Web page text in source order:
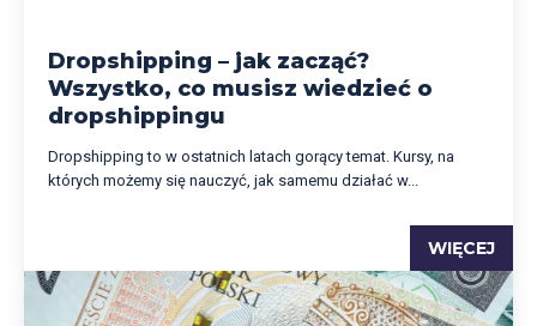
Dropshipping – jak zacząć?
Wszystko, co musisz wiedzieć o
dropshippingu
Dropshipping to w ostatnich latach gorący temat. Kursy, na
których możemy się nauczyć, jak samemu działać w...
WIĘCEJ